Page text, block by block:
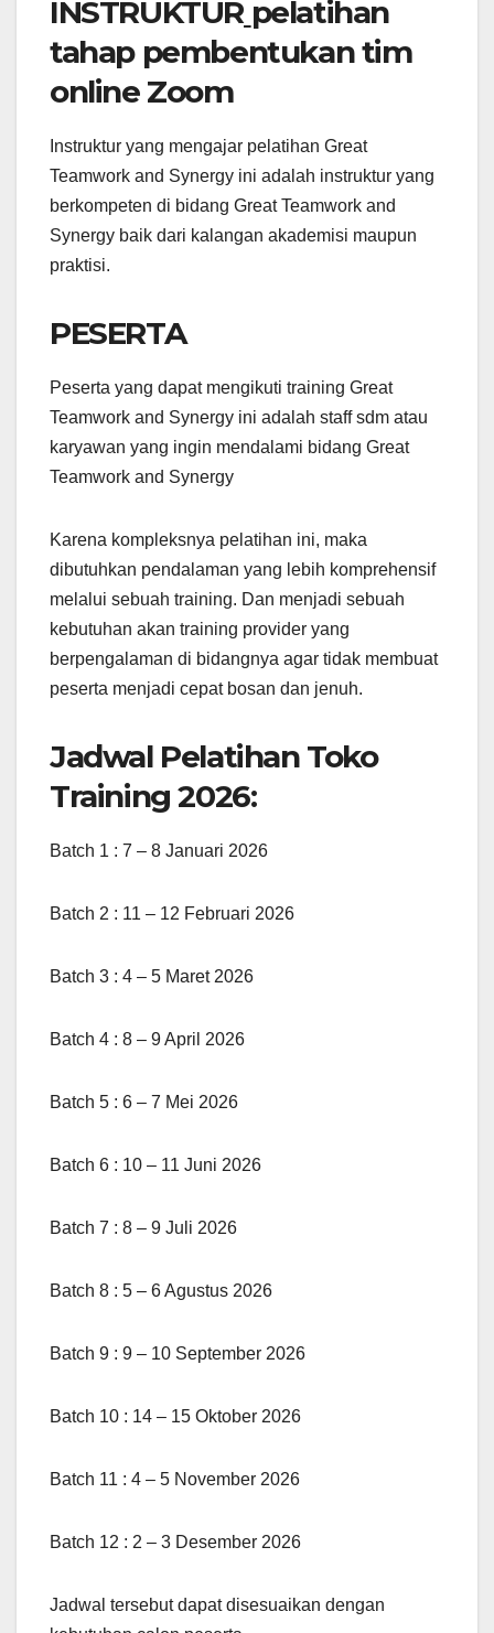
INSTRUKTUR pelatihan
tahap pembentukan tim
online Zoom
Instruktur yang mengajar pelatihan Great
Teamwork and Synergy ini adalah instruktur yang
berkompeten di bidang Great Teamwork and
Synergy baik dari kalangan akademisi maupun
praktisi.
PESERTA
Peserta yang dapat mengikuti training Great
Teamwork and Synergy ini adalah staff sdm atau
karyawan yang ingin mendalami bidang Great
Teamwork and Synergy
Karena kompleksnya pelatihan ini, maka
dibutuhkan pendalaman yang lebih komprehensif
melalui sebuah training. Dan menjadi sebuah
kebutuhan akan training provider yang
berpengalaman di bidangnya agar tidak membuat
peserta menjadi cepat bosan dan jenuh.
Jadwal Pelatihan Toko
Training 2026:
Batch 1 : 7 – 8 Januari 2026
Batch 2 : 11 – 12 Februari 2026
Batch 3 : 4 – 5 Maret 2026
Batch 4 : 8 – 9 April 2026
Batch 5 : 6 – 7 Mei 2026
Batch 6 : 10 – 11 Juni 2026
Batch 7 : 8 – 9 Juli 2026
Batch 8 : 5 – 6 Agustus 2026
Batch 9 : 9 – 10 September 2026
Batch 10 : 14 – 15 Oktober 2026
Batch 11 : 4 – 5 November 2026
Batch 12 : 2 – 3 Desember 2026
Jadwal tersebut dapat disesuaikan dengan